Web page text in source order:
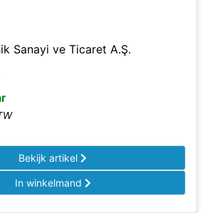
Sanayi ve Ticaret A.Ş.
Bekijk artikel
In winkelmand